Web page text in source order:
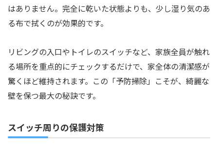
はありません。完全に乾いた状態よりも、少し湿り気のあ
る布で拭くのが効果的です。
リビングの入口やトイレのスイッチなど、家族全員が触れ
る場所を重点的にチェックするだけで、家全体の清潔感が
驚くほど維持されます。この「予防掃除」こそが、綺麗な
壁を保つ最大の秘訣です。
スイッチ周りの保護対策